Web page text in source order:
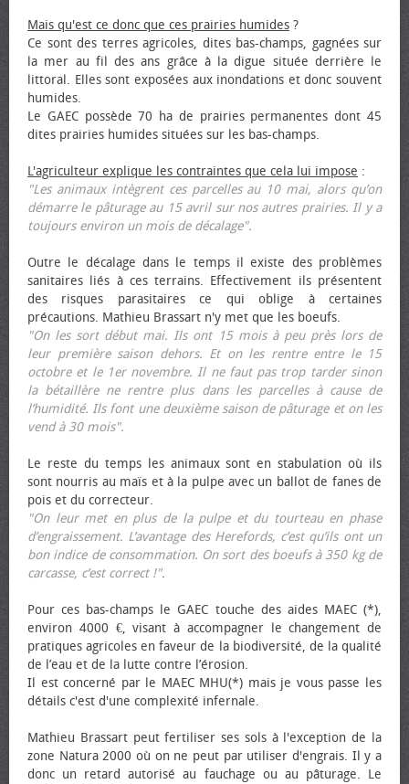
Mais qu'est ce donc que ces prairies humides ?
Ce sont des terres agricoles, dites bas-champs, gagnées sur
la mer au fil des ans grâce à la digue située derrière le
littoral. Elles sont exposées aux inondations et donc souvent
humides.
Le GAEC possède 70 ha de prairies permanentes dont 45
dites prairies humides situées sur les bas-champs.
L'agriculteur explique les contraintes que cela lui impose :
"Les animaux intègrent ces parcelles au 10 mai, alors qu’on
démarre le pâturage au 15 avril sur nos autres prairies. Il y a
toujours environ un mois de décalage".
Outre le décalage dans le temps il existe des problèmes
sanitaires liés à ces terrains. Effectivement ils présentent
des risques parasitaires ce qui oblige à certaines
précautions. Mathieu Brassart n'y met que les bœufs.
"On les sort début mai. Ils ont 15 mois à peu près lors de
leur première saison dehors. Et on les rentre entre le 15
octobre et le 1er novembre. Il ne faut pas trop tarder sinon
la bétaillère ne rentre plus dans les parcelles à cause de
l’humidité. Ils font une deuxième saison de pâturage et on les
vend à 30 mois".
Le reste du temps les animaux sont en stabulation où ils
sont nourris au maïs et à la pulpe avec un ballot de fanes de
pois et du correcteur.
"On leur met en plus de la pulpe et du tourteau en phase
d’engraissement. L’avantage des Herefords, c’est qu’ils ont un
bon indice de consommation. On sort des bœufs à 350 kg de
carcasse, c’est correct !".
Pour ces bas-champs le GAEC touche des aides MAEC (*),
environ 4000 €, visant à accompagner le changement de
pratiques agricoles en faveur de la biodiversité, de la qualité
de l’eau et de la lutte contre l’érosion.
Il est concerné par le MAEC MHU(*) mais je vous passe les
détails c'est d'une complexité infernale.
Mathieu Brassart peut fertiliser ses sols à l'exception de la
zone Natura 2000 où on ne peut par utiliser d'engrais. Il y a
donc un retard autorisé au fauchage ou au pâturage. Le